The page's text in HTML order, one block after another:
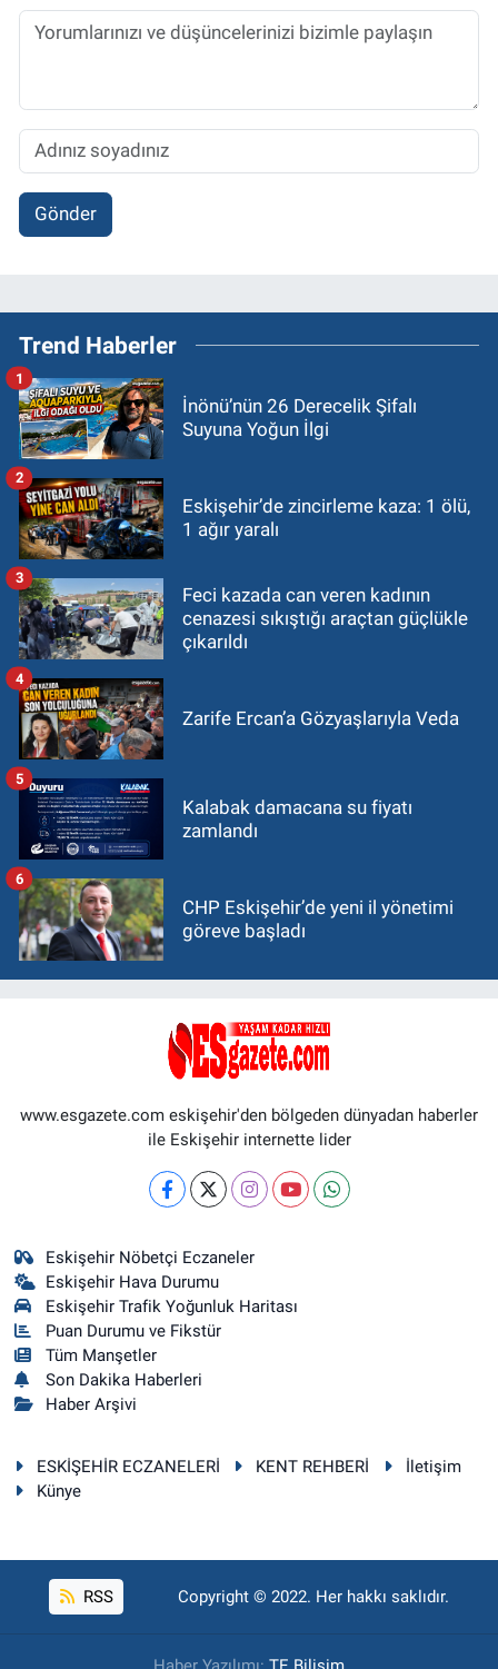
Gönder
Trend Haberler
İnönü’nün 26 Derecelik Şifalı
Suyuna Yoğun İlgi
1
Eskişehir’de zincirleme kaza: 1 ölü,
1 ağır yaralı
2
Feci kazada can veren kadının
cenazesi sıkıştığı araçtan güçlükle
çıkarıldı
3
Zarife Ercan’a Gözyaşlarıyla Veda
4
Kalabak damacana su fiyatı
zamlandı
5
CHP Eskişehir’de yeni il yönetimi
göreve başladı
6
www.esgazete.com eskişehir'den bölgeden dünyadan haberler
ile Eskişehir internette lider
Eskişehir Nöbetçi Eczaneler
Eskişehir Hava Durumu
Eskişehir Trafik Yoğunluk Haritası
Puan Durumu ve Fikstür
Tüm Manşetler
Son Dakika Haberleri
Haber Arşivi
ESKİŞEHİR ECZANELERİ KENT REHBERİ
İletişim
Künye
RSS Copyright © 2022. Her hakkı saklıdır.